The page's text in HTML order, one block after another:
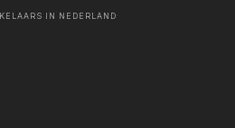
IN NEDERLAND